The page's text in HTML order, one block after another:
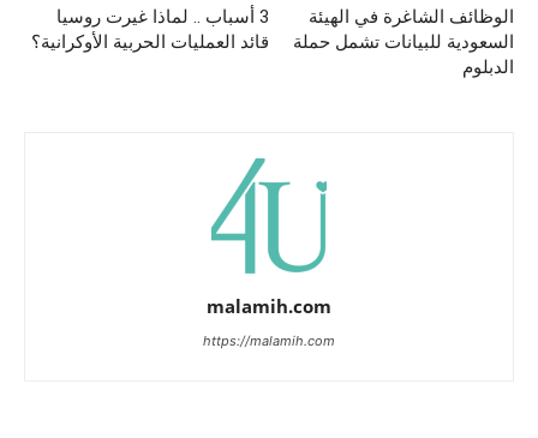
3 أسباب .. لماذا غيرت روسيا
قائد العمليات الحربية الأوكرانية؟
الوظائف الشاغرة في الهيئة
السعودية للبيانات تشمل حملة
الدبلوم
malamih.com
https://malamih.com